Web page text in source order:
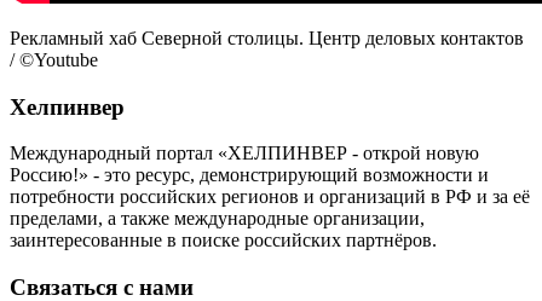
Рекламный хаб Северной столицы. Центр деловых контактов
/ ©Youtube
Хелпинвер
Международный портал «ХЕЛПИНВЕР - открой новую
Россию!» - это ресурс, демонстрирующий возможности и
потребности российских регионов и организаций в РФ и за её
пределами, а также международные организации,
заинтересованные в поиске российских партнёров.
Связаться с нами